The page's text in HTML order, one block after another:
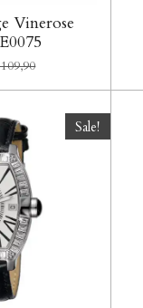
Vinerose
Sale!